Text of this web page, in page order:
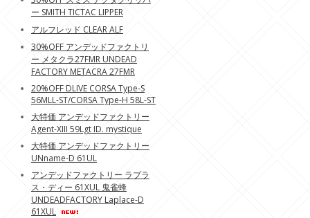
ー SMITH TICTAC LIPPER
アルフレッド CLEAR ALF
30%OFF アンデッドファクトリ
ー メタクラ27FMR UNDEAD
FACTORY METACRA 27FMR
20%OFF DLIVE CORSA Type-S
56MLL-ST/CORSA Type-H 58L-ST
大特価 アンデッドファクトリー
Agent-XIII 59Lgt ID. mystique
大特価 アンデッドファクトリー
UNname-D 61UL
アンデッドファクトリー ラプラ
ス・ディー 61XUL 鬼雀蜂
UNDEADFACTORY Laplace-D
61XUL